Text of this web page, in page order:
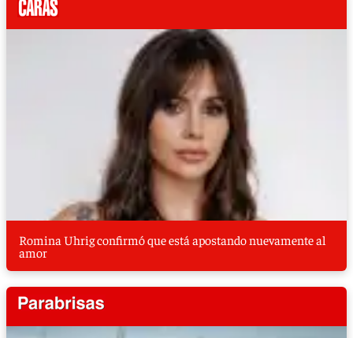
Romina Uhrig confirmó que está apostando nuevamente al
amor